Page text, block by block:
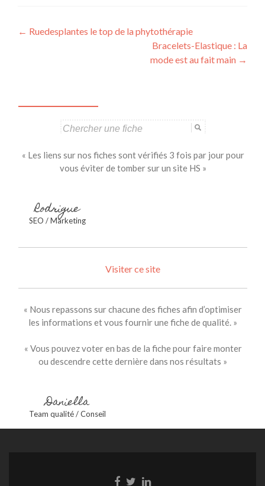
Navigation
← Ruedesplantes le top de la phytothérapie
Bracelets-Elastique : La
mode est au fait main →
« Les liens sur nos fiches sont vérifiés 3 fois par jour pour
vous éviter de tomber sur un site HS »
Rodrigue
SEO / Marketing
Visiter ce site
« Nous repassons sur chacune des fiches afin d’optimiser
les informations et vous fournir une fiche de qualité. »
« Vous pouvez voter en bas de la fiche pour faire monter
ou descendre cette dernière dans nos résultats »
Daniella
Team qualité / Conseil